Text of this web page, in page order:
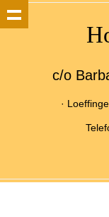
c/o
·